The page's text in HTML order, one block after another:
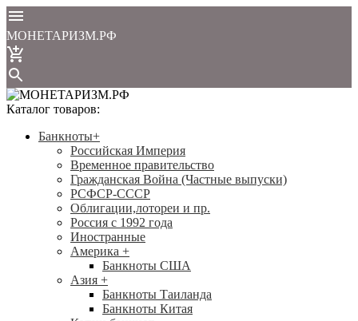
МОНЕТАРИЗМ.РФ
Каталог товаров:
Банкноты+
Российская Империя
Временное правительство
Гражданская Война (Частные выпуски)
РСФСР-СССР
Облигации,лотореи и пр.
Россия с 1992 года
Иностранные
Америка +
Банкноты США
Азия +
Банкноты Таиланда
Банкноты Китая